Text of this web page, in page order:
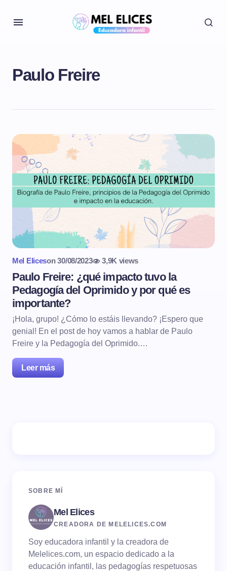
Paulo Freire
Mel Eliceson 30/08/2023 3,9K views
Paulo Freire: ¿qué impacto tuvo la
Pedagogía del Oprimido y por qué es
importante?
¡Hola, grupo! ¿Cómo lo estáis llevando? ¡Espero que
genial! En el post de hoy vamos a hablar de Paulo
Freire y la Pedagogía del Oprimido.…
Leer más
SOBRE MÍ
Mel Elices
CREADORA DE MELELICES.COM
Soy educadora infantil y la creadora de
Melelices.com, un espacio dedicado a la
educación infantil, las pedagogías respetuosas